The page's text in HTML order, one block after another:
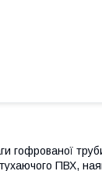
гофрованої
ПВХ,